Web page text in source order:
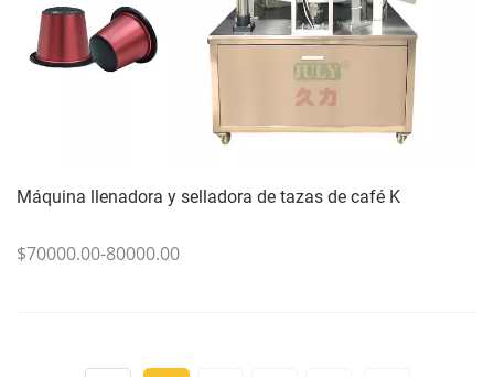
Máquina llenadora y selladora de tazas de café K
$70000.00-80000.00